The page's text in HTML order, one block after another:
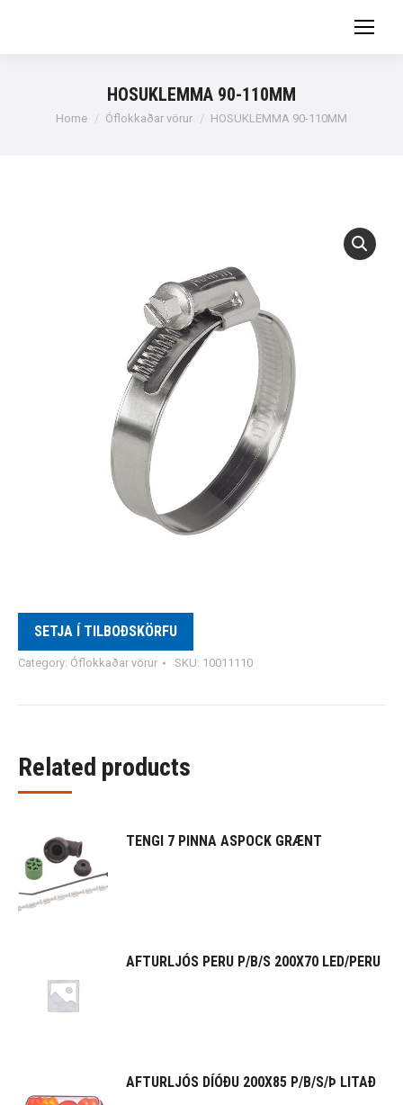
HOSUKLEMMA 90-110MM
You are here:
Home Óflokkaðar vörur HOSUKLEMMA 90-110MM
SETJA Í TILBOÐSKÖRFU
Category: Óflokkaðar vörur SKU: 10011110
Related products
TENGI 7 PINNA ASPOCK GRÆNT
AFTURLJÓS PERU P/B/S 200X70 LED/PERU
AFTURLJÓS DÍÓÐU 200X85 P/B/S/Þ LITAÐ